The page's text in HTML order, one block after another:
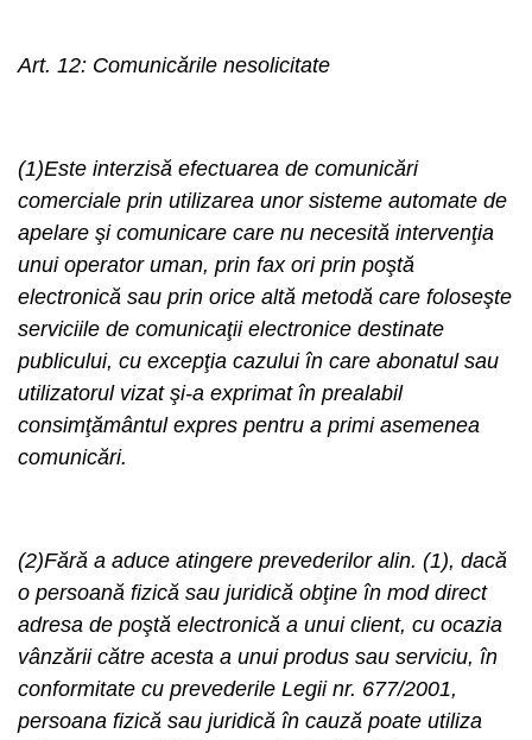
Art. 12: Comunicările nesolicitate
(1)Este interzisă efectuarea de comunicări
comerciale prin utilizarea unor sisteme automate de
apelare şi comunicare care nu necesită intervenţia
unui operator uman, prin fax ori prin poştă
electronică sau prin orice altă metodă care foloseşte
serviciile de comunicaţii electronice destinate
publicului, cu excepţia cazului în care abonatul sau
utilizatorul vizat şi-a exprimat în prealabil
consimţământul expres pentru a primi asemenea
comunicări.
(2)Fără a aduce atingere prevederilor alin. (1), dacă
o persoană fizică sau juridică obţine în mod direct
adresa de poştă electronică a unui client, cu ocazia
vânzării către acesta a unui produs sau serviciu, în
conformitate cu prevederile Legii nr. 677/2001,
persoana fizică sau juridică în cauză poate utiliza